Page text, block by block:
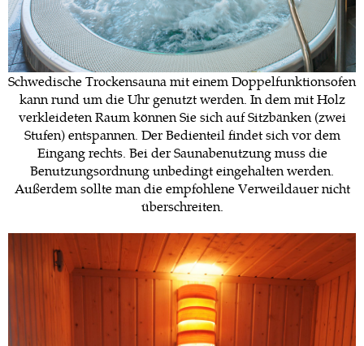
Schwedische Trockensauna mit einem Doppelfunktionsofen
kann rund um die Uhr genutzt werden. In dem mit Holz
verkleideten Raum können Sie sich auf Sitzbänken (zwei
Stufen) entspannen. Der Bedienteil findet sich vor dem
Eingang rechts. Bei der Saunabenutzung muss die
Benutzungsordnung unbedingt eingehalten werden.
Außerdem sollte man die empfohlene Verweildauer nicht
überschreiten.